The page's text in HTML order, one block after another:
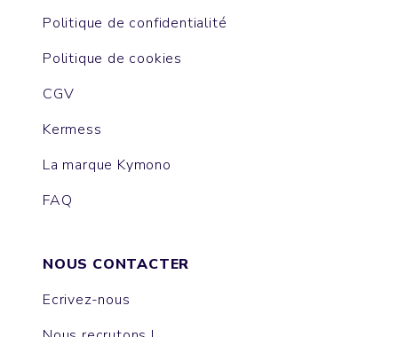
Politique de confidentialité
Politique de cookies
CGV
Kermess
La marque Kymono
FAQ
NOUS CONTACTER
Ecrivez-nous